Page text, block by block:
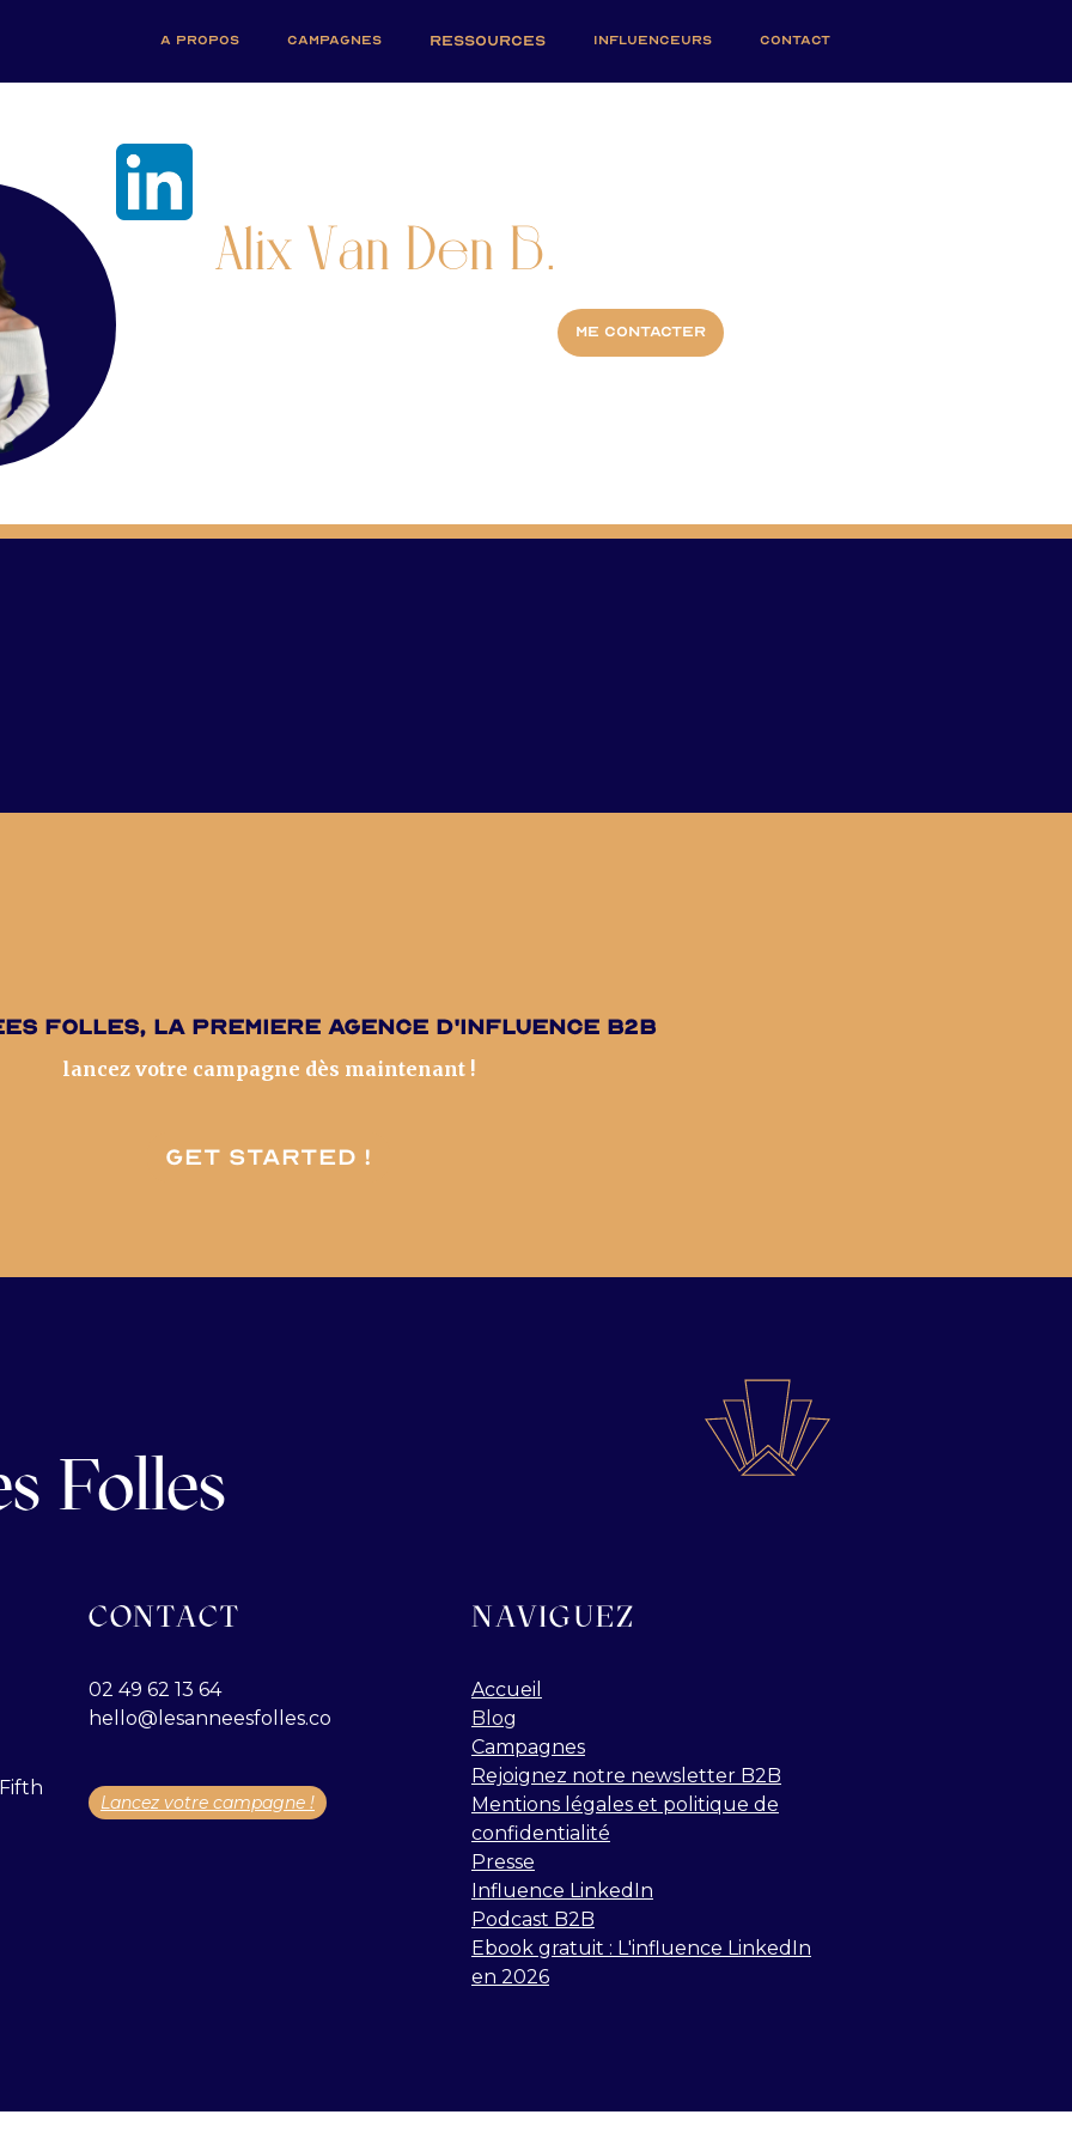
A PROPOS CAMPAGNES RESSOURCES INFLUENCEURS CONTACT
Alix Van Den B.
Me contacter
folles, la premiere agence d'influence B2B
lancez votre campagne dès maintenant !
Get started !
Folles
CONTACT
02 49 62 13 64
hello@lesanneesfolles.co
Lancez votre campagne !
NAVIGUEZ
Accueil
Blog
Campagnes
Rejoignez notre newsletter B2B
Mentions légales et politique de
confidentialité
Presse
Influence LinkedIn
Podcast B2B
Ebook gratuit : L'influence LinkedIn
en 2026